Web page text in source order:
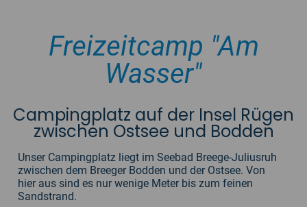
Freizeitcamp "Am
Wasser"
Campingplatz auf der Insel Rügen
zwischen Ostsee und Bodden
Unser Campingplatz liegt im Seebad Breege-Juliusruh
zwischen dem Breeger Bodden und der Ostsee. Von
hier aus sind es nur wenige Meter bis zum feinen
Sandstrand.